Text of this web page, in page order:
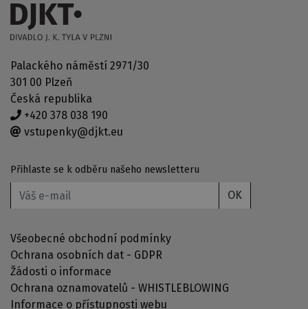
Palackého náměstí 2971/30
301 00 Plzeň
Česká republika
+420 378 038 190
vstupenky@djkt.eu
Přihlaste se k odběru našeho newsletteru
OK
Všeobecné obchodní podmínky
Ochrana osobních dat - GDPR
Žádosti o informace
Ochrana oznamovatelů - WHISTLEBLOWING
Informace o přístupnosti webu